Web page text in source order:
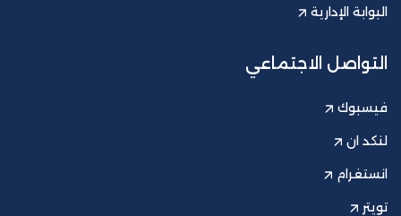
البوابة الإدارية
التواصل الاجتماعي
فيسبوك
لنكد ان
انستغرام
تويتر